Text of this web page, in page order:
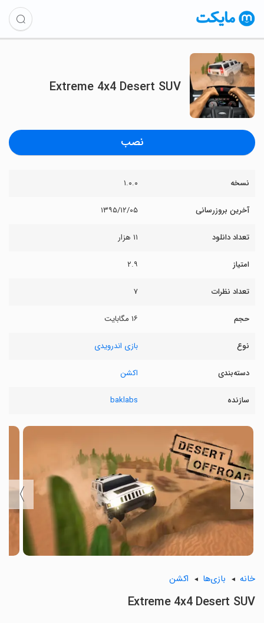
Extreme 4x4 Desert SUV
نصب
نسخه ۱.۰.۰
آخرین بروزرسانی ۱۳۹۵/۱۲/۰۵
تعداد دانلود ۱۱ هزار
امتیاز ۲.۹
تعداد نظرات ۷
حجم ۱۶ مگابایت
نوع بازی اندرویدی
دسته‌بندی اکشن
سازنده baklabs
〈
〉
خانه بازی‌ها اکشن
Extreme 4x4 Desert SUV